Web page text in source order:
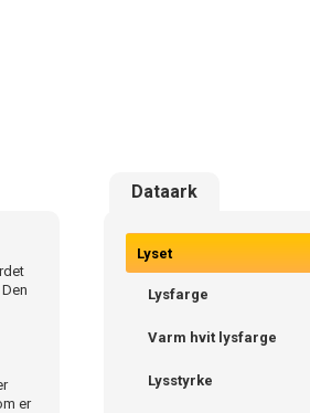
Dataark
er
Lyset
Lysfarge
Varm hvit lysfarge
Lysstyrke